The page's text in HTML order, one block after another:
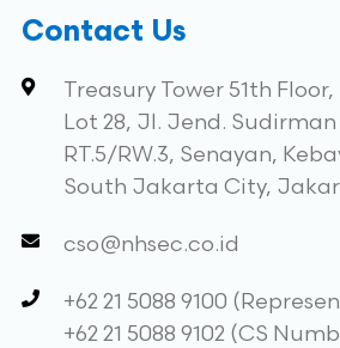
Contact Us
Treasury Tower 51th
Lot 28, Jl. Jend. Sudirman
RT.5/RW.3, Senayan,
South Jakarta City,
cso@nhsec.co.id
+62 21 5088 9100
+62 21 5088 9102 (CS